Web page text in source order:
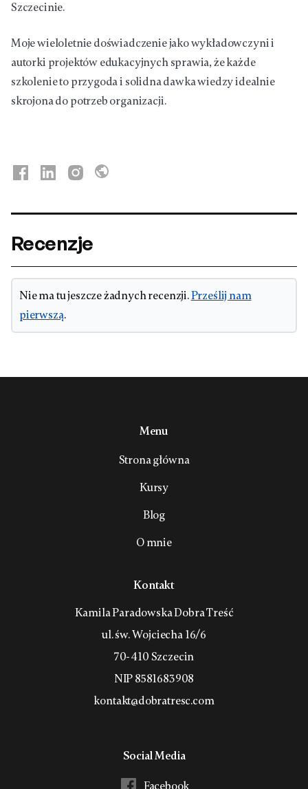
Szczecinie.
Moje wieloletnie doświadczenie jako wykładowczyni i
autorki projektów edukacyjnych sprawia, że każde
szkolenie to przygoda i solidna dawka wiedzy idealnie
skrojona do potrzeb organizacji.
Recenzje
Nie ma tu jeszcze żadnych recenzji.Prześlij nam
pierwszą.
Menu
Strona główna
Kursy
Blog
O mnie
Kontakt
Kamila Paradowska Dobra Treść
ul. św. Wojciecha 16/6
70-410 Szczecin
NIP 8581683908
kontakt@dobratresc.com
Social Media
Facebook